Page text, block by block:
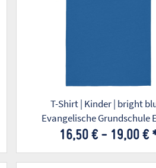
T-Shirt | Kinder | bright
Evangelische Grundschule
16,50 € - 19,00 €